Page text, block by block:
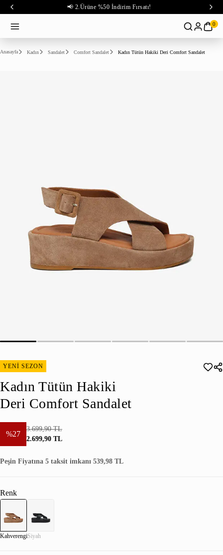
📢 2.Ürüne %50 İndirim Fırsatı!
0
Anasayfa Kadın Sandalet Comfort Sandalet Kadın Tütün Hakiki Deri Comfort Sandalet
YENİ SEZON
Kadın Tütün Hakiki
Deri Comfort Sandalet
%27
3.699,90 TL
2.699,90 TL
Peşin Fiyatına 5 taksit imkanı 539,98 TL
Renk
KahverengiSiyah